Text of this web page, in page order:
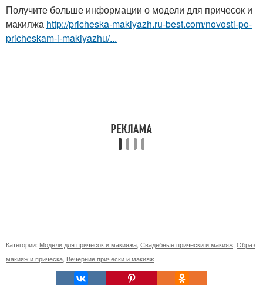
Получите больше информации о модели для причесок и
макияжа http://pricheska-makiyazh.ru-best.com/novosti-po-
pricheskam-i-makiyazhu/...
Категории: Модели для причесок и макияжа Свадебные прически и макияж Образ
макияж и прическа Вечерние прически и макияж